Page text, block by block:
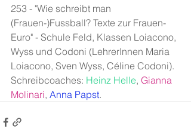
253 - "Wie schreibt man
(Frauen-)Fussball? Texte zur Frauen-
Euro" - Schule Feld, Klassen Loiacono,
Wyss und Codoni (LehrerInnen Maria
Loiacono, Sven Wyss, Céline Codoni).
Schreibcoaches: Heinz Helle, Gianna
Molinari, Anna Papst.